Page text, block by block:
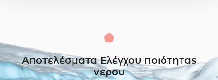
Αρχική
Αποτελέσματα Ελέγχου ποιότητας
νερου